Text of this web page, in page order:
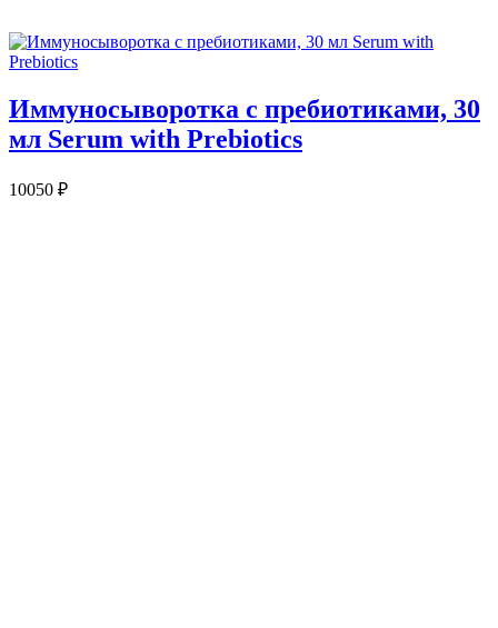
Иммуносыворотка с пребиотиками, 30
мл Serum with Prebiotics
10050 ₽